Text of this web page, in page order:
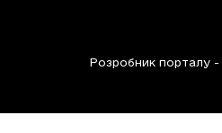
Розробник порталу -